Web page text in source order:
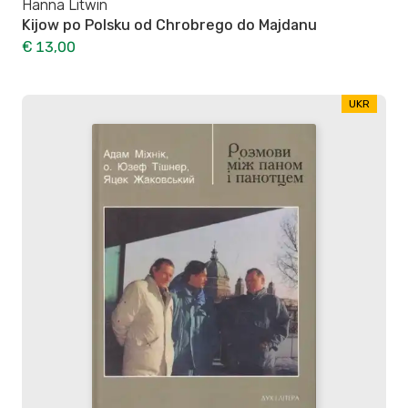
Hanna Litwin
Kijow po Polsku оd Chrobrego do Majdanu
€ 13,00
UKR